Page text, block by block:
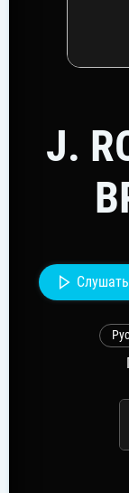
J.
Слушать